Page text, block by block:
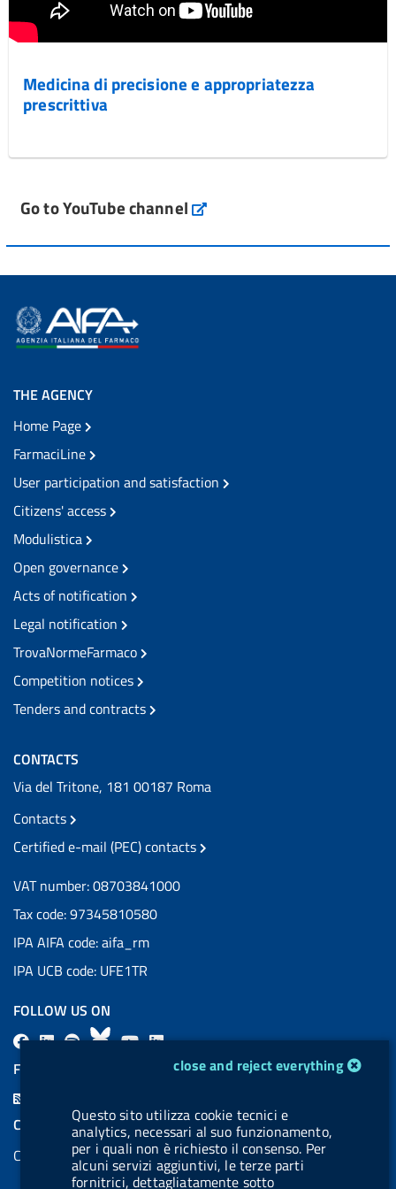
Medicina di precisione e appropriatezza
prescrittiva
Go to YouTube channel
cookie management moduleclose and reject everything
Questo sito utilizza cookie tecnici e
analytics, necessari al suo funzionamento,
per i quali non è richiesto il consenso. Per
alcuni servizi aggiuntivi, le terze parti
fornitrici, dettagliatamente sotto
THE AGENCY
Home Page
FarmaciLine
User participation and satisfaction
Citizens' access
Modulistica
Open governance
Acts of notification
Legal notification
TrovaNormeFarmaco
Competition notices
Tenders and contracts
CONTACTS
Via del Tritone, 181 00187 Roma
Contacts
Certified e-mail (PEC) contacts
VAT number: 08703841000
Tax code: 97345810580
IPA AIFA code: aifa_rm
IPA UCB code: UFE1TR
FOLLOW US ON
F
L
l
e
l
.
b
B
e
s
k
y
Y
t
u
b
e
L
k
e
d
i
FEED RSS
COOKIES
Cookie management